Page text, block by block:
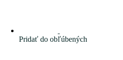
Pridať do obľúbených